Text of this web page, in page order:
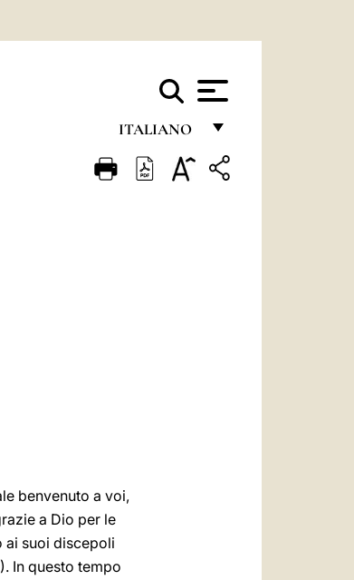
ITALIANO
FRANÇAIS
benvenuto a voi,
a Dio per le
ai suoi discepoli
In questo tempo